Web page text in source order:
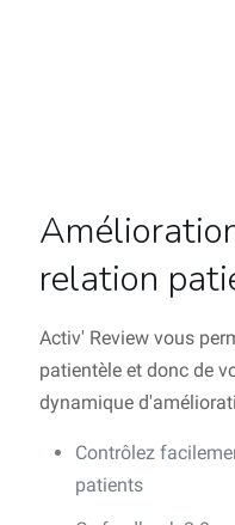
relation
Activ' Review vous
patientèle et donc de
dynamique
Contrôlez
patients